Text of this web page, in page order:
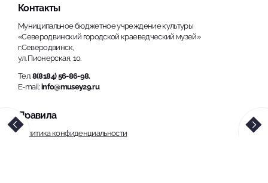
Контакты
Муниципальное бюджетное учреждение культуры
«Северодвинский городской краеведческий музей»
г.Северодвинск,
ул. Пионерская, 10.
Тел.8(8184) 56-86-98.
E-mail:info@musey29.ru
Правила
Политика конфиденциальности